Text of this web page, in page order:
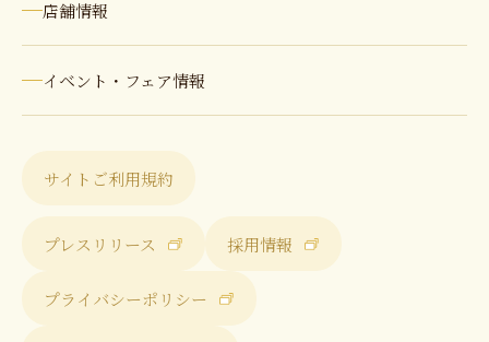
店舗情報
イベント・フェア情報
サイトご利用規約
プレスリリース 採用情報
プライバシーポリシー